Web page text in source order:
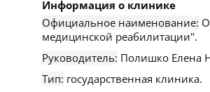
Информация о клинике
Официальное наименование:
медицинской реабилитации".
Руководитель: Полишко Елена
Тип: государственная клиника.